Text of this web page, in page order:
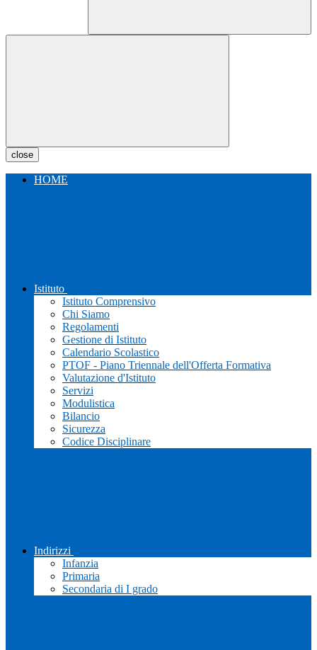
close
HOME
Istituto
Istituto Comprensivo
Chi Siamo
Regolamenti
Gestione di Istituto
Calendario Scolastico
PTOF - Piano Triennale dell'Offerta Formativa
Valutazione d'Istituto
Servizi
Modulistica
Bilancio
Sicurezza
Codice Disciplinare
Indirizzi
Infanzia
Primaria
Secondaria di I grado